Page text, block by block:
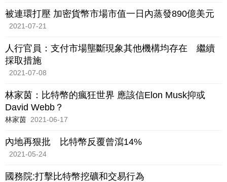
被連環打壓 加密貨幣市場市值一日內蒸發890億美元
2021-07-21
人行官員：支付市場壟斷現象其他機構均存在 繼續
採取措施
2021-07-08
林家茵：比特幣的瘋狂世界 應該信Elon Musk抑或
David Webb？
林家茵 2021-06-17
內地再狠批 比特幣反覆曾瀉14%
2021-05-24
國務院:打擊比特幣挖礦和交易行為